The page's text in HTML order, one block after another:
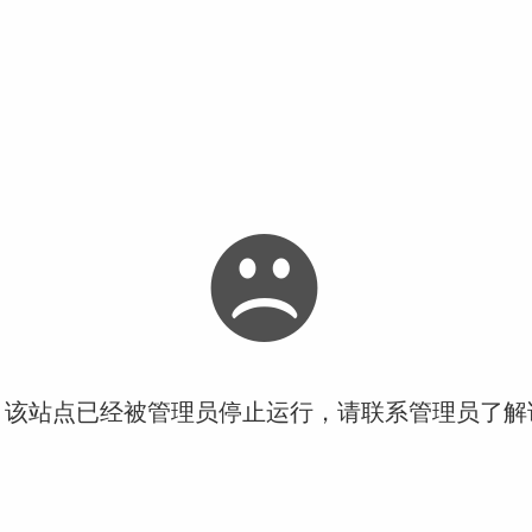
站点已经被管理员停止运行，请联系管理员了